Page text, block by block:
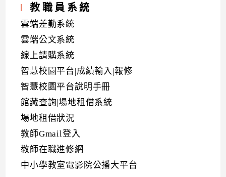
教職員系統
雲端差勤系統
雲端公文系統
線上請購系統
智慧校園平台|成績輸入|報修
智慧校園平台說明手冊
館藏查詢|場地租借系統
場地租借狀況
教師Gmail登入
教師在職進修網
中小學教室電影院公播大平台